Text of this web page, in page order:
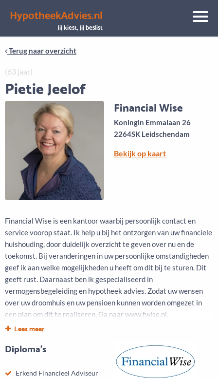
HypotheekAdvies.nl
Jij kiest, jij beslist
AanbodKeuze uit vele onafhankelijke adviseurs
Terug naar overzicht
(63 jaar)
Pietie Jeelof
Financial Wise
Koningin Emmalaan 26
2264SK Leidschendam
Bekijk op kaart
Financial Wise is een kantoor waarbij persoonlijk contact en
service voorop staat. Ik help u bij het ontzorgen van uw financiele
huishouding, door duidelijk overzicht te geven over nu en de
toekomst. Bij veranderingen in uw persoonlijke omstandigheden
geef ik aan welke mogelijkheden u heeft om dit bij te sturen. Dit
geeft rust. Daarnaast ben ik gespecialiseerd in
vermogensbegeleiding en hypotheek advies. Zodat uw wensen
over uw droomhuis en uw pensioen kunnen worden omgezet in
een plan om dit te realiseren. Ga naar www.fwise.nl.
Doordat Financial Wise een klein kantoor is, weet u met wie u te
maken heeft.
Lees meer
Diploma's
Erkend Financieel Adviseur